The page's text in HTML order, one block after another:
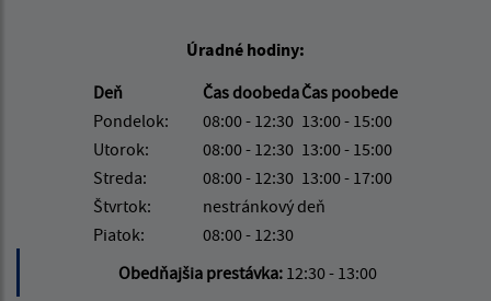
Úradné hodiny:
Deň
Čas doobedaČas poobede
Pondelok:
08:00 - 12:30 13:00 - 15:00
Utorok:
08:00 - 12:30 13:00 - 15:00
Streda:
08:00 - 12:30 13:00 - 17:00
Štvrtok:
nestránkový deň
Piatok:
08:00 - 12:30
Obedňajšia prestávka: 12:30 - 13:00